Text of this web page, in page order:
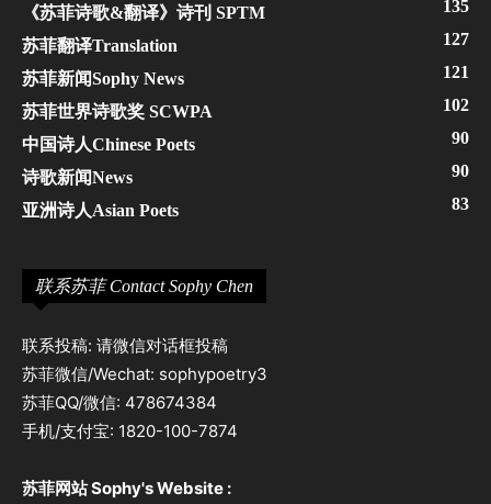
《苏菲诗歌&翻译》诗刊 SPTM 135
苏菲翻译Translation 127
苏菲新闻Sophy News 121
苏菲世界诗歌奖 SCWPA 102
中国诗人Chinese Poets 90
诗歌新闻News 90
亚洲诗人Asian Poets 83
联系苏菲 Contact Sophy Chen
联系投稿: 请微信对话框投稿
苏菲微信/Wechat: sophypoetry3
苏菲QQ/微信: 478674384
手机/支付宝: 1820-100-7874
苏菲网站 Sophy's Website :